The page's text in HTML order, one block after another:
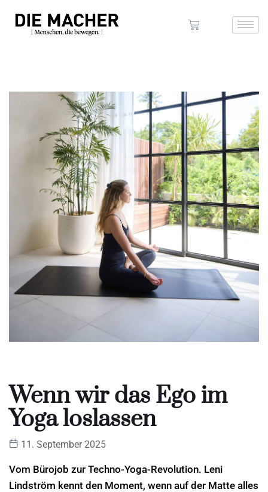
Wenn wir das Ego im
Yoga loslassen
11. September 2025
Vom Bürojob zur Techno-Yoga-Revolution. Leni
Lindström kennt den Moment, wenn auf der Matte alles